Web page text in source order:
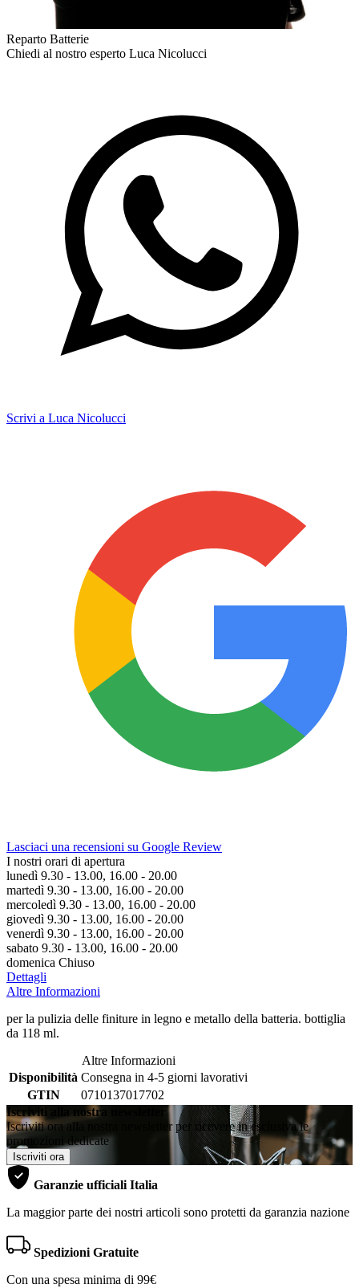
Reparto Batterie
Chiedi al nostro esperto Luca Nicolucci
Scrivi a Luca Nicolucci
Lasciaci una recensioni su Google Review
I nostri orari di apertura
lunedì 9.30 - 13.00, 16.00 - 20.00
martedì 9.30 - 13.00, 16.00 - 20.00
mercoledì 9.30 - 13.00, 16.00 - 20.00
giovedì 9.30 - 13.00, 16.00 - 20.00
venerdì 9.30 - 13.00, 16.00 - 20.00
sabato 9.30 - 13.00, 16.00 - 20.00
domenica Chiuso
Dettagli
Altre Informazioni
per la pulizia delle finiture in legno e metallo della batteria. bottiglia
da 118 ml.
Altre Informazioni
Disponibilità Consegna in 4-5 giorni lavorativi
GTIN
0710137017702
Iscriviti alla nostra newsletter
Iscriviti ora alla nostra newsletter per ricevere in esclusiva le
promozioni dedicate
Iscriviti ora
Garanzie ufficiali Italia
La maggior parte dei nostri articoli sono protetti da garanzia nazione
Spedizioni Gratuite
Con una spesa minima di 99€